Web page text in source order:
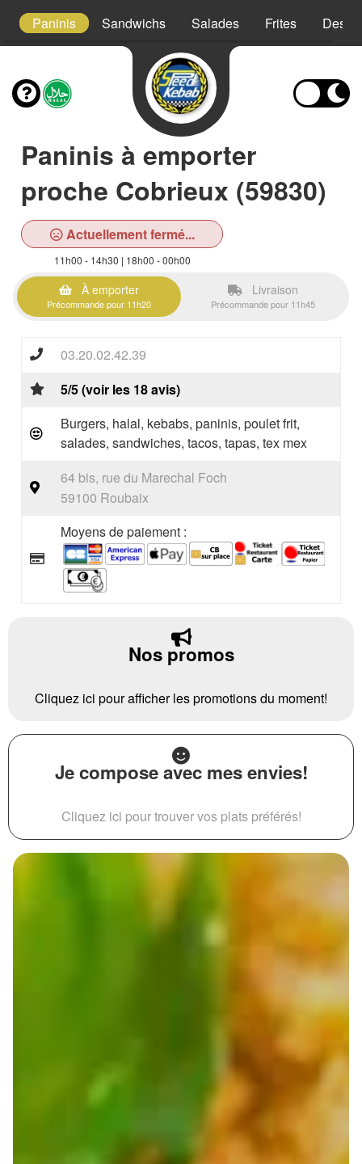
Paninis Sandwichs Salades Frites
Paninis à emporter
proche Cobrieux (59830)
Actuellement fermé...
11h00 - 14h30 | 18h00 - 00h00
À emporter
Précommande pour 11h20
Livraison
Précommande pour 11h45
03.20.02.42.39
5/5 (voir les 18 avis)
Burgers, halal, kebabs, paninis, poulet frit,
salades, sandwiches, tacos, tapas, tex mex
64 bis, rue du Marechal Foch
59100 Roubaix
Moyens de paiement :
Nos promos
Cliquez ici pour afficher les promotions du moment!
Je compose avec mes envies!
Cliquez ici pour trouver vos plats préférés!